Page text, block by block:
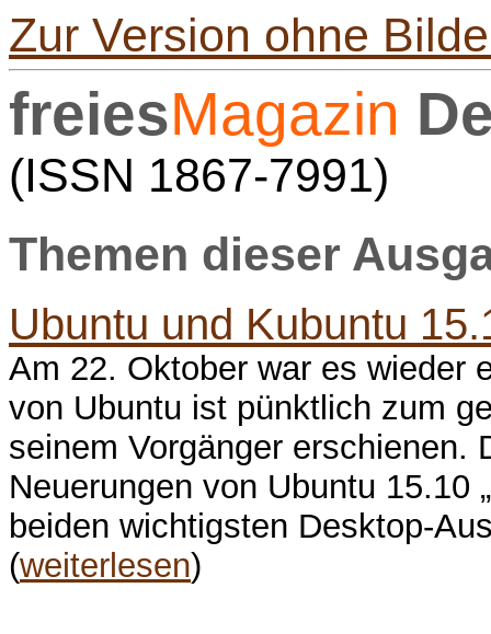
Zur Version ohne
freiesMagazin
(ISSN 1867-7991)
Themen dieser
Ubuntu und Kubuntu
Am 22. Oktober war es wieder
von Ubuntu ist pünktlich zum
seinem Vorgänger erschienen.
Neuerungen von Ubuntu 15.10
beiden wichtigsten Desktop-
(weiterlesen)